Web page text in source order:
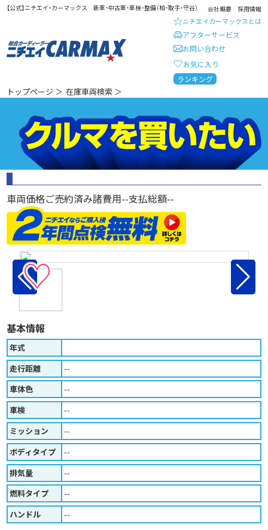
【公式】ニチエイ・カーマックス 新車・中古車・車検・整備（柏・取手・守谷） 会社概要 採用情報
総合カーディーラー ニチエイ・
ニチエイカーマックスとは
アフターサービス
お問い合わせ
お気に入り
ランキング
トップページ ＞ 在庫車両検索 ＞
車両価格ご売約済み諸費用--支払総額--
♡
基本情報
年式
走行距離
--
車体色
--
車検
--
ミッション
--
ボディタイプ
--
排気量
--
燃料タイプ
--
ハンドル
--